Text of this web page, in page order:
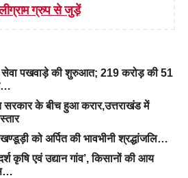
ग्रुप से जुड़ें
सेवा पखवाड़े की शुरुआत; 219 करोड़ की 51
सरकार के बीच हुआ करार,उत्तराखंड में
को अर्पित की भावभीनी श्रद्धांजलि…
कृषि एवं उद्यान गांव’, किसानों की आय